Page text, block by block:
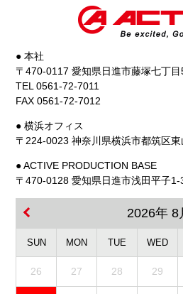
● 本社
〒470-0117 愛知県日進市藤塚七丁
TEL 0561-72-7011
FAX 0561-72-7012
● 横浜オフィス
〒224-0023 神奈川県横浜市都筑区
● ACTIVE PRODUCTION BASE
〒470-0128 愛知県日進市浅田平子1-
2026年 8
SUN MON TUE WED
26 27 28 29